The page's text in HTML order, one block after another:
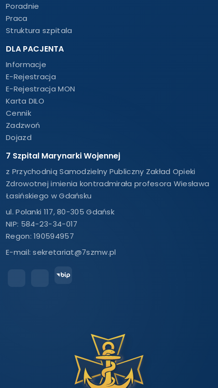
Poradnie
Praca
Struktura szpitala
DLA PACJENTA
Informacje
E-Rejestracja
E-Rejestracja MON
Karta DILO
Cennik
Zadzwoń
Dojazd
7 Szpital Marynarki Wojennej
z Przychodnią Samodzielny Publiczny Zakład Opieki
Zdrowotnej imienia kontradmirała profesora Wiesława
Łasińskiego w Gdańsku
ul. Polanki 117, 80-305 Gdańsk
NIP: 584-23-34-017
Regon: 190594957
E-mail:sekretariat@7szmw.pl